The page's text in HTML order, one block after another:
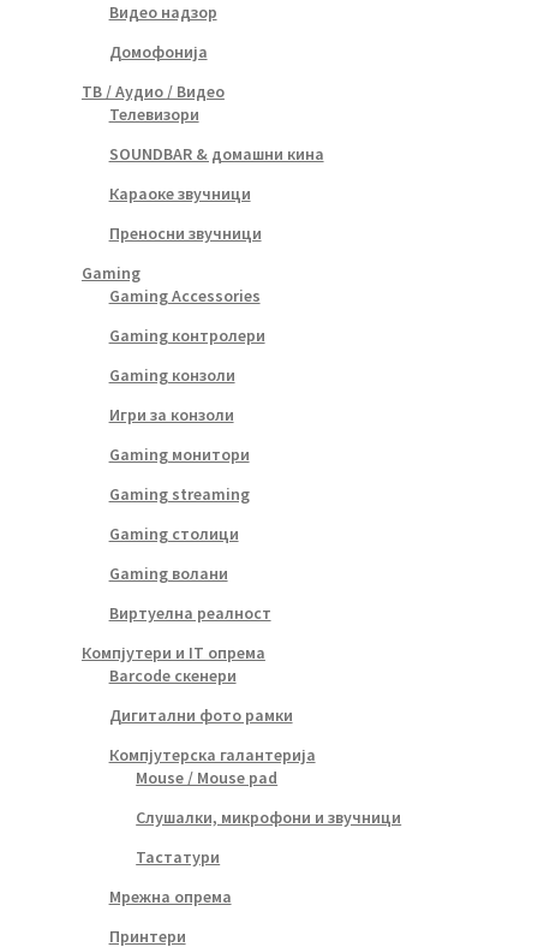
Видео надзор
Домофонија
ТВ / Аудио / Видео
Телевизори
SOUNDBAR & домашни кина
Караоке звучници
Преносни звучници
Gaming
Gaming Accessories
Gaming контролери
Gaming конзоли
Игри за конзоли
Gaming монитори
Gaming streaming
Gaming столици
Gaming волани
Виртуелна реалност
Компјутери и IT опрема
Barcode скенери
Дигитални фото рамки
Компјутерска галантерија
Mouse / Mouse pad
Слушалки, микрофони и звучници
Тастатури
Мрежна опрема
Принтери